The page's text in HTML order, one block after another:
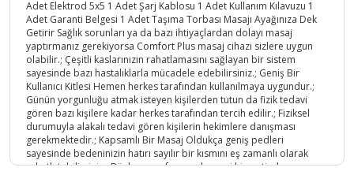
Adet Elektrod 5x5 1 Adet Şarj Kablosu 1 Adet Kullanım Kılavuzu 1
Adet Garanti Belgesi 1 Adet Taşıma Torbası Masajı Ayağınıza Dek
Getirir Sağlık sorunları ya da bazı ihtiyaçlardan dolayı masaj
yaptırmanız gerekiyorsa Comfort Plus masaj cihazı sizlere uygun
olabilir.; Çeşitli kaslarınızın rahatlamasını sağlayan bir sistem
sayesinde bazı hastalıklarla mücadele edebilirsiniz.; Geniş Bir
Kullanıcı Kitlesi Hemen herkes tarafından kullanılmaya uygundur.;
Günün yorgunluğu atmak isteyen kişilerden tutun da fizik tedavi
gören bazı kişilere kadar herkes tarafından tercih edilir.; Fiziksel
durumuyla alakalı tedavi gören kişilerin hekimlere danışması
gerekmektedir.; Kapsamlı Bir Masaj Oldukça geniş pedleri
sayesinde bedeninizin hatırı sayılır bir kısmını eş zamanlı olarak
rahatlatabilirsiniz.; Böylece profesyonel masaj hizmetinden